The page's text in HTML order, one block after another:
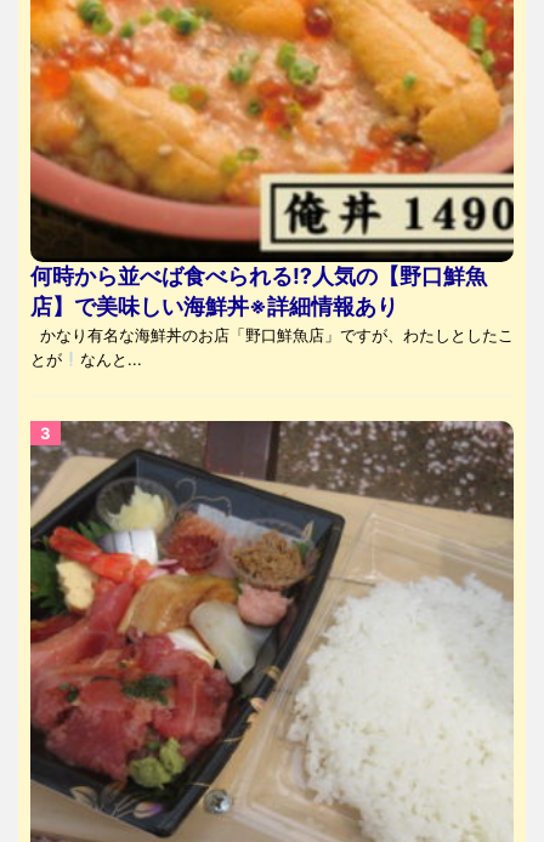
何時から並べば食べられる⁉人気の【野口鮮魚
店】で美味しい海鮮丼※詳細情報あり
かなり有名な海鮮丼のお店「野口鮮魚店」ですが、わたしとしたこ
とが
なんと...